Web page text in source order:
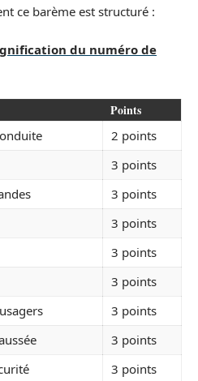
ce barème est structuré :
du numéro de
Points
2 points
3 points
3 points
3 points
3 points
3 points
3 points
3 points
3 points